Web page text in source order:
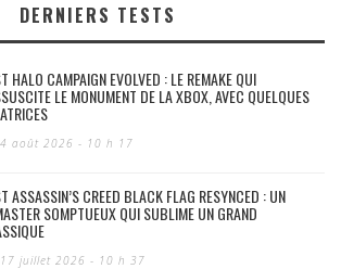
DERNIERS TESTS
HALO CAMPAIGN EVOLVED : LE REMAKE QUI
LE MONUMENT DE LA XBOX, AVEC QUELQUES
4 août 2026 - 10 h 17
ASSASSIN’S CREED BLACK FLAG RESYNCED : UN
SOMPTUEUX QUI SUBLIME UN GRAND
17 juillet 2026 - 10 h 37